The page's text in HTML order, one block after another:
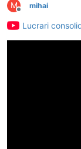
M
Deconectat
mihai
Lucrari